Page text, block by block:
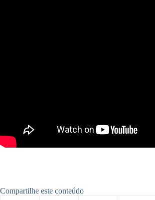
Compartilhe este conteúdo